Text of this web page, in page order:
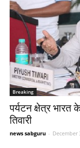
Breaking
पर्यटन क्षेत्र भारत
तिवारी
news sabguru - December